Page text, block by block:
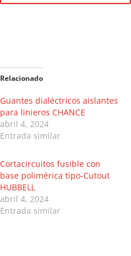
Relacionado
Guantes dialéctricos aislantes
para linieros CHANCE
abril 4, 2024
Entrada similar
Cortacircuitos fusible con
base polimérica tipo-Cutout
HUBBELL
abril 4, 2024
Entrada similar